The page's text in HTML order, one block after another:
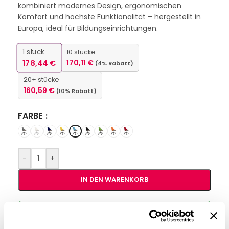
kombiniert modernes Design, ergonomischen
Komfort und höchste Funktionalität – hergestellt in
Europa, ideal für Bildungseinrichtungen.
1 stück
178,44 €
10 stücke
170,11 € (4% Rabatt)
20+ stücke
160,59 € (10% Rabatt)
FARBE
- +
IN DEN WARENKORB
B2B-Angebot
anfordern